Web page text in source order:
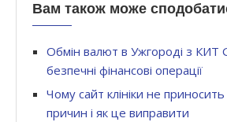
Вам також може
Обмін валют в Ужгороді з КИТ
безпечні фінансові операції
Чому сайт клініки не приносить
причин і як це виправити